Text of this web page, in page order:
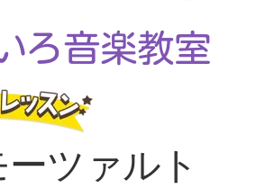
ろ音楽教室
ーツァルト